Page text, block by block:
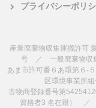
プライバシーポリ
産業廃棄物収集運搬許可
号 ／ 一般廃棄物収集
あま市許可番６あ環第６-
区環境事業所
古物商登録番号第
資格者3 名在籍） ／